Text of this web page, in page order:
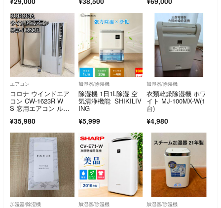
エアコン
コロナ ウインドエア
コン CW-1623R W
S 窓用エアコン ルー
¥35,980
加湿器/除湿機
除湿機 1日1L除湿 空
気清浄機能 SHIKILIV
ING
¥5,999
加湿器/除湿機
衣類乾燥除湿機 ホワ
イト MJ-100MX-W(1
台)
¥4,980
加湿器/除湿機 加湿器/除湿機 加湿器/除湿機